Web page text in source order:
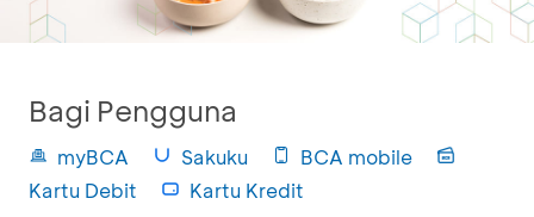
Bagi Pengguna
myBCA Sakuku
BCA mobile
Kartu Debit
Kartu Kredit